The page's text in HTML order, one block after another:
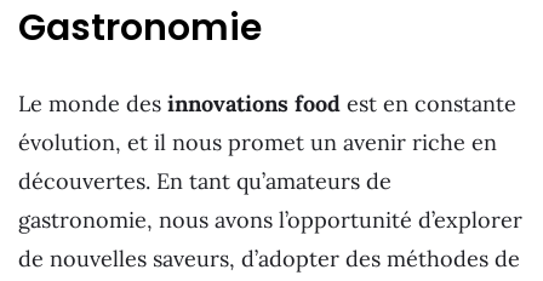
Gastronomie
Le monde des innovations food est en constante
évolution, et il nous promet un avenir riche en
découvertes. En tant qu’amateurs de
gastronomie, nous avons l’opportunité d’explorer
de nouvelles saveurs, d’adopter des méthodes de